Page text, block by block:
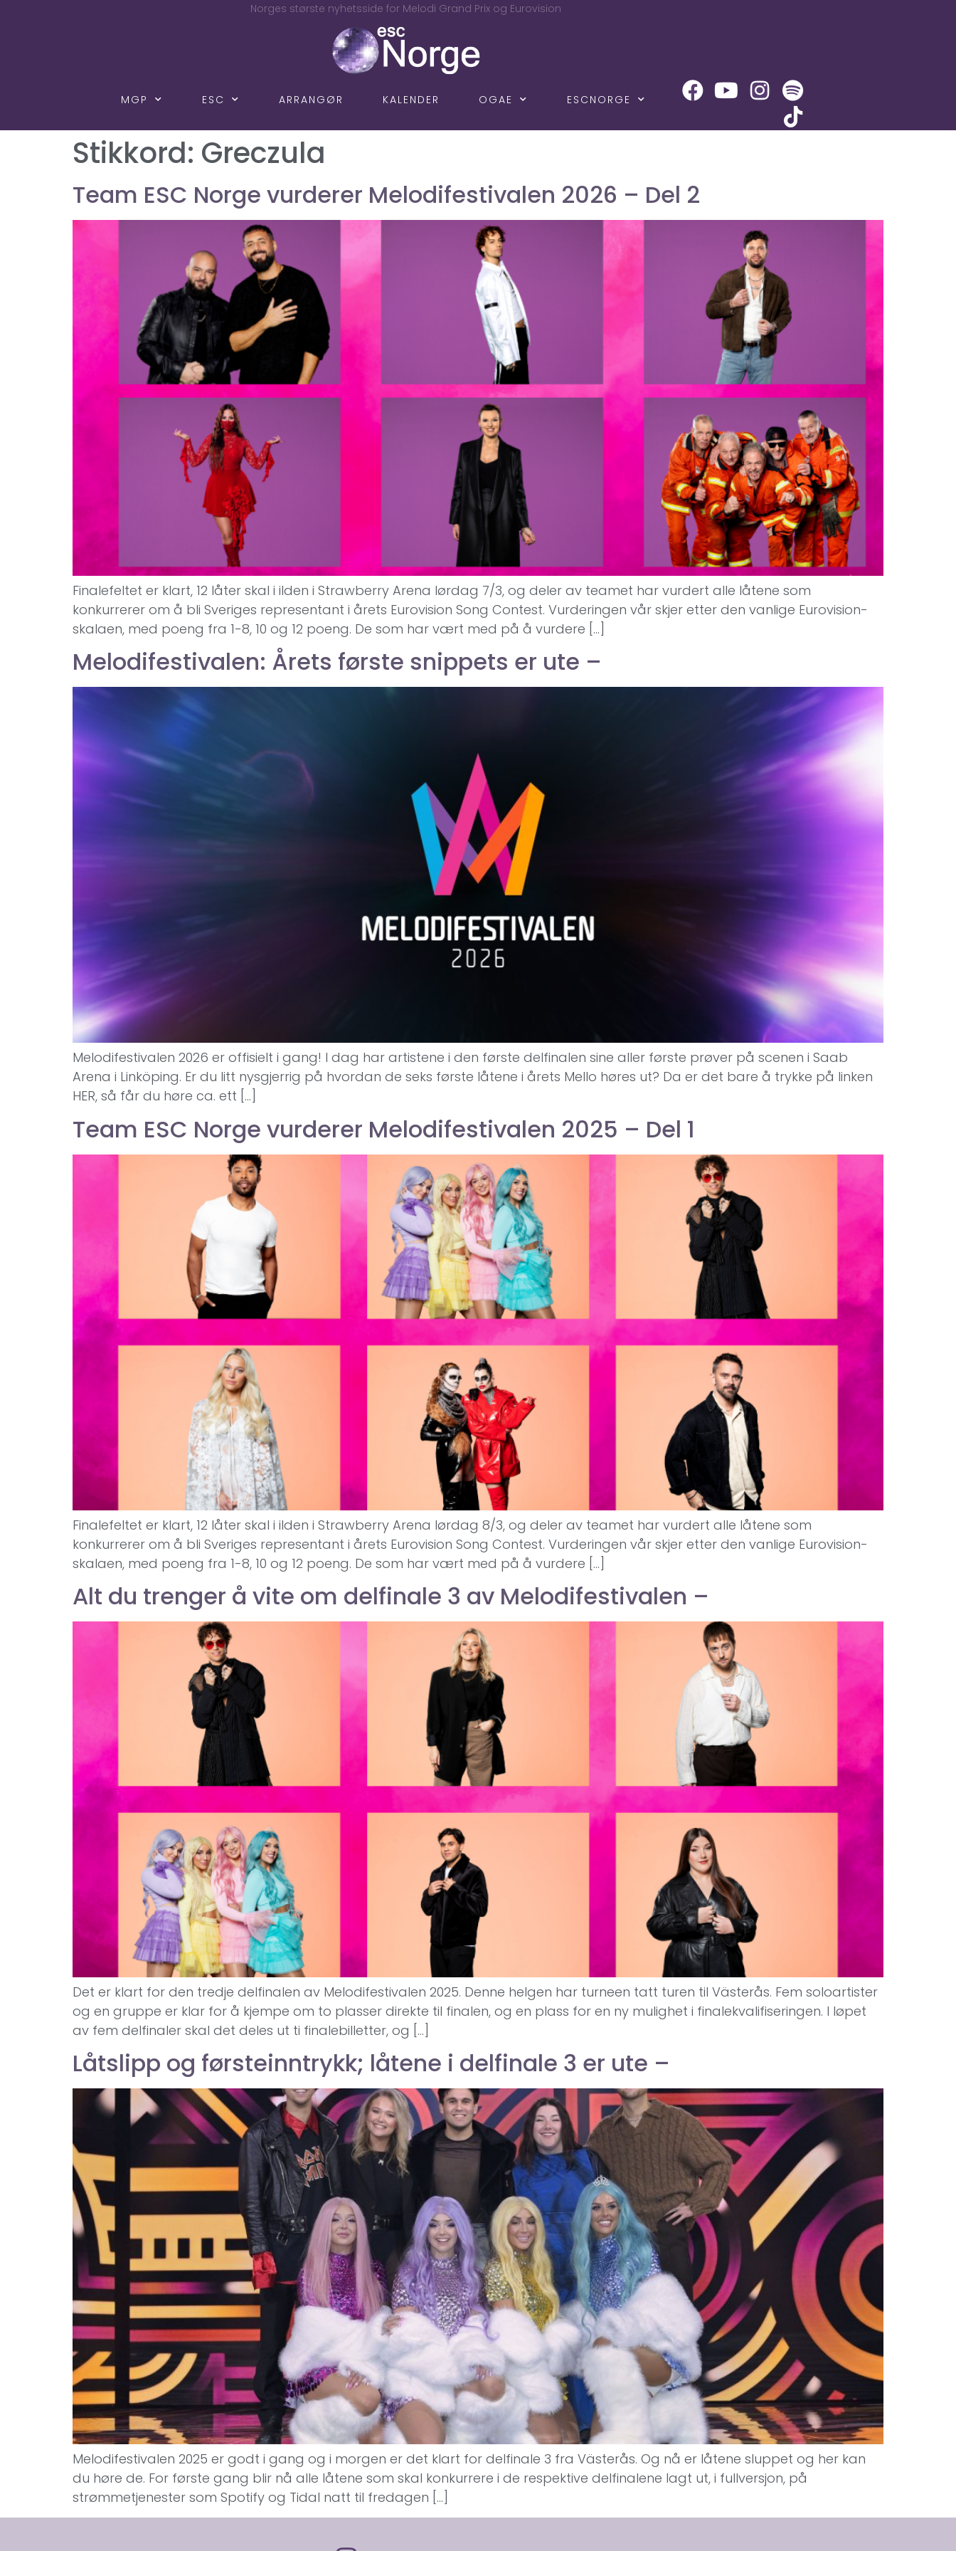
Norges største nyhetsside for Melodi Grand Prix og Eurovision
MGP ESC ARRANGØR KALENDER OGAE ESCNORGE
Stikkord: Greczula
Team ESC Norge vurderer Melodifestivalen 2026 – Del 2
Finalefeltet er klart, 12 låter skal i ilden i Strawberry Arena lørdag 7/3, og deler av teamet har vurdert alle låtene som
konkurrerer om å bli Sveriges representant i årets Eurovision Song Contest. Vurderingen vår skjer etter den vanlige Eurovision-
skalaen, med poeng fra 1-8, 10 og 12 poeng. De som har vært med på å vurdere […]
Melodifestivalen: Årets første snippets er ute –
Melodifestivalen 2026 er offisielt i gang! I dag har artistene i den første delfinalen sine aller første prøver på scenen i Saab
Arena i Linköping. Er du litt nysgjerrig på hvordan de seks første låtene i årets Mello høres ut? Da er det bare å trykke på linken
HER, så får du høre ca. ett […]
Team ESC Norge vurderer Melodifestivalen 2025 – Del 1
Finalefeltet er klart, 12 låter skal i ilden i Strawberry Arena lørdag 8/3, og deler av teamet har vurdert alle låtene som
konkurrerer om å bli Sveriges representant i årets Eurovision Song Contest. Vurderingen vår skjer etter den vanlige Eurovision-
skalaen, med poeng fra 1-8, 10 og 12 poeng. De som har vært med på å vurdere […]
Alt du trenger å vite om delfinale 3 av Melodifestivalen –
Det er klart for den tredje delfinalen av Melodifestivalen 2025. Denne helgen har turneen tatt turen til Västerås. Fem soloartister
og en gruppe er klar for å kjempe om to plasser direkte til finalen, og en plass for en ny mulighet i finalekvalifiseringen. I løpet
av fem delfinaler skal det deles ut ti finalebilletter, og […]
Låtslipp og førsteinntrykk; låtene i delfinale 3 er ute –
Melodifestivalen 2025 er godt i gang og i morgen er det klart for delfinale 3 fra Västerås. Og nå er låtene sluppet og her kan
du høre de. For første gang blir nå alle låtene som skal konkurrere i de respektive delfinalene lagt ut, i fullversjon, på
strømmetjenester som Spotify og Tidal natt til fredagen […]